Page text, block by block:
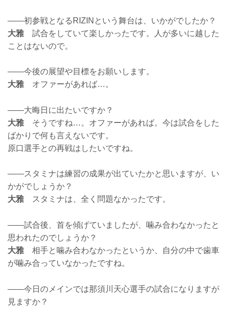
——初参戦となるRIZINという舞台は、いかがでしたか？
大雅試合をしていて楽しかったです。人が多いに越した
ことはないので。
——今後の展望や目標をお願いします。
大雅オファーがあれば…。
——大晦日に出たいですか？
大雅そうですね…。オファーがあれば。今は試合をした
ばかりで何も言えないです。
原口選手との再戦はしたいですね。
——スタミナは練習の成果が出ていたかと思いますが、い
かがでしょうか？
大雅スタミナは、全く問題なかったです。
——試合後、首を傾げていましたが、噛み合わなかったと
思われたのでしょうか？
大雅相手と噛み合わなかったというか、自分の中で歯車
が噛み合っていなかったですね。
——今日のメインでは那須川天心選手の試合になりますが
見ますか？